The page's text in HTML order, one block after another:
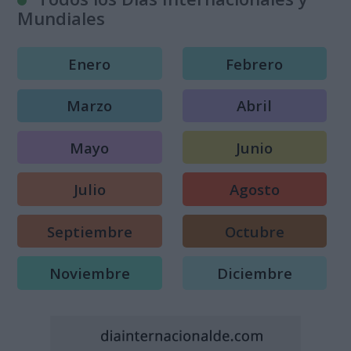
Mundiales
Enero Febrero
Marzo Abril
Mayo Junio
Julio Agosto
Septiembre Octubre
Noviembre Diciembre